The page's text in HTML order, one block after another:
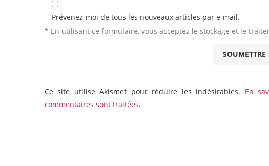
Prévenez-moi de tous les nouveaux articles par e-mail.
* En utilisant ce formulaire, vous acceptez le stockage et le
Ce site utilise Akismet pour réduire les indésirables. En
commentaires sont traitées.